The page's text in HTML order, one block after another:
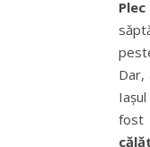
Dar,
fost